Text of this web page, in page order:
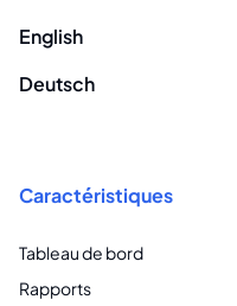
English
Deutsch
Caractéristiques
Tableau de bord
Rapports